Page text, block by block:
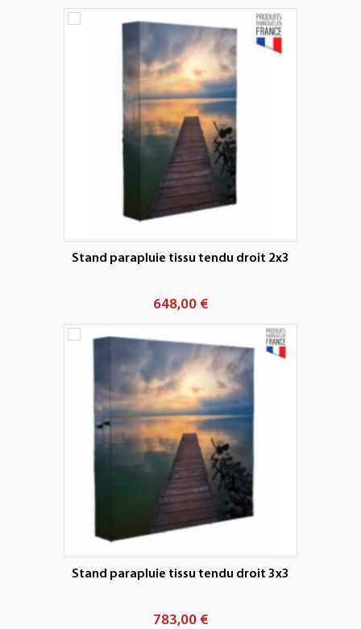
Stand parapluie tissu tendu droit 2x3
648,00 €
Stand parapluie tissu tendu droit 3x3
783,00 €